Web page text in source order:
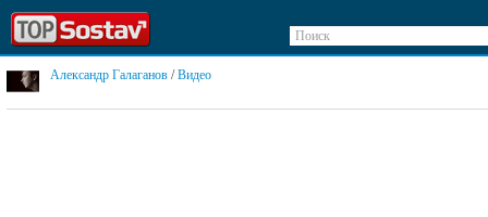
Поиск
Александр Галаганов /Видео